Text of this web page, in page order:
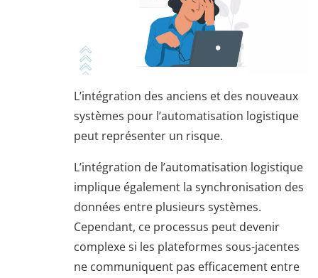
L’intégration des anciens et des nouveaux
systèmes pour l’automatisation logistique
peut représenter un risque.
L’intégration de l’automatisation logistique
implique également la synchronisation des
données entre plusieurs systèmes.
Cependant, ce processus peut devenir
complexe si les plateformes sous-jacentes
ne communiquent pas efficacement entre